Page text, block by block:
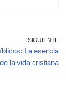
SIGUIENTE
La esencia
de la vida cristiana